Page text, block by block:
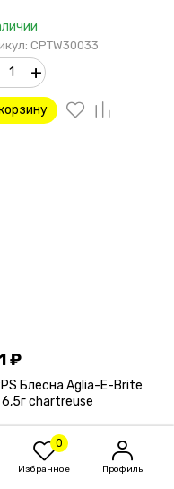
CPTW30033
+
₽
Блесна Aglia-E-Brite
chartreuse
Блесна Aglia-E-Brite №3
chartreuse
0
Избранное Профиль